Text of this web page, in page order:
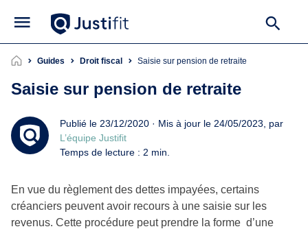
Guides Droit fiscal Saisie sur pension de retraite
Saisie sur pension de retraite
Publié le 23/12/2020 · Mis à jour le 24/05/2023, par
L’équipe Justifit
Temps de lecture : 2 min.
En vue du règlement des dettes impayées, certains
créanciers peuvent avoir recours à une saisie sur les
revenus. Cette procédure peut prendre la forme d’une